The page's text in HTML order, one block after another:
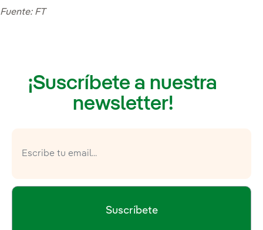
Fuente: FT
¡Suscríbete a nuestra
newsletter!
Suscríbete